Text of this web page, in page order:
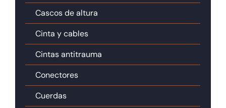
Cascos de altura
Cinta y cables
Cintas antitrauma
Conectores
Cuerdas